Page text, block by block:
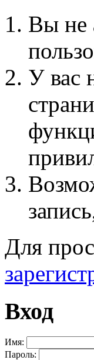
Вы не
У вас
Для
Вход
Имя:
Пароль: